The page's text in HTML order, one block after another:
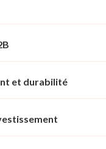
et durabilité